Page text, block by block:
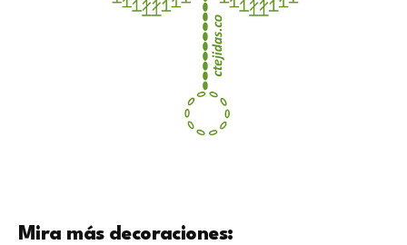
Mira más decoraciones: